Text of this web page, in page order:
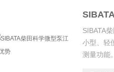
SIBATA
小型、轻
测量功能